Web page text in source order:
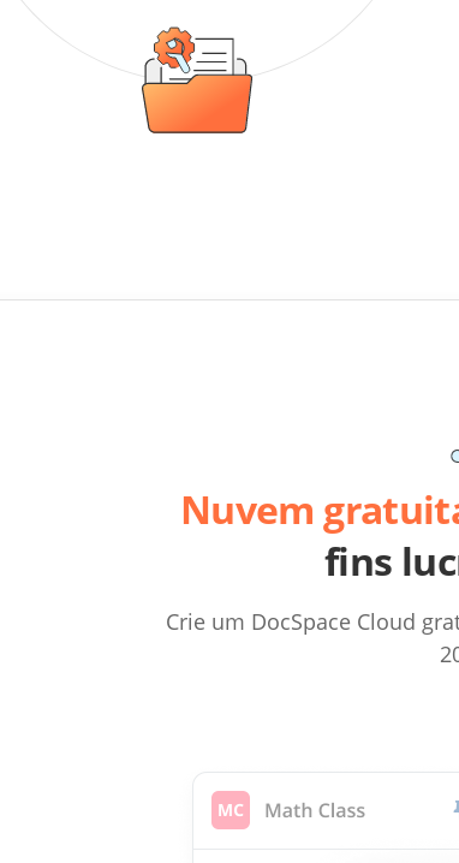
Nuvem
fins
Crie um DocSpace Cloud